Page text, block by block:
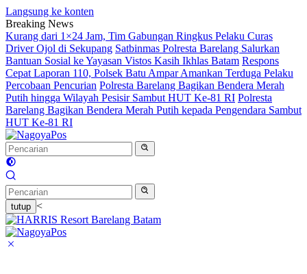
Langsung ke konten
Breaking News
Kurang dari 1×24 Jam, Tim Gabungan Ringkus Pelaku Curas
Driver Ojol di Sekupang Satbinmas Polresta Barelang Salurkan
Bantuan Sosial ke Yayasan Vistos Kasih Ikhlas Batam Respons
Cepat Laporan 110, Polsek Batu Ampar Amankan Terduga Pelaku
Percobaan Pencurian Polresta Barelang Bagikan Bendera Merah
Putih hingga Wilayah Pesisir Sambut HUT Ke-81 RI Polresta
Barelang Bagikan Bendera Merah Putih kepada Pengendara Sambut
HUT Ke-81 RI
tutup <